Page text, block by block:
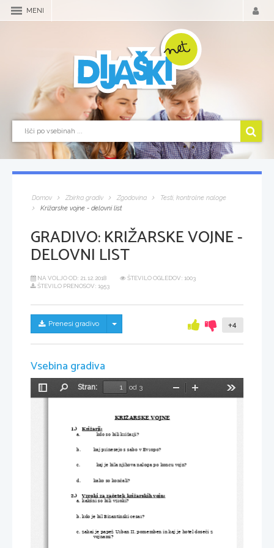
MENI
Domov Zbirka gradiv Zgodovina
Testi, kontrolne naloge
Križarske vojne - delovni list
GRADIVO:KRIŽARSKE VOJNE -
DELOVNI LIST
NA VOLJO OD: 21.12.2018
ŠTEVILO OGLEDOV: 1003
ŠTEVILO PRENOSOV: 1953
Prenesi gradivo Skrij/prikaži meni +4
Vsebina gradiva
Preklopi
Stran:
od 3
Pomanjšaj
KRIŽARSKE VOJNE
1.)
Križarji:
a.
  kdo so bili križarji?
b. kaj prinesejo s sabo v Evropo?
c.
  kaj je bila njihova naloga po koncu vojn?
d. kako so končali?
2.)
Vzroki za začetek križarskih vojn:
a. kakšni so bili vzroki?
b. kdo je bil Bizantinski cesar?
c. zakai je papež Urban II. pomemben in kaj je hotel doseči z
vojnami?